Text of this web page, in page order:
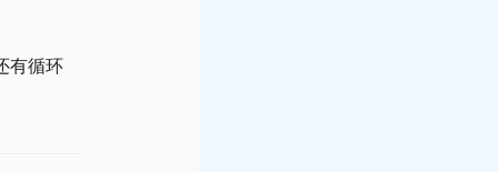
有循环